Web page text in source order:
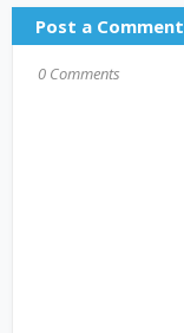
Post a Comment
0 Comments